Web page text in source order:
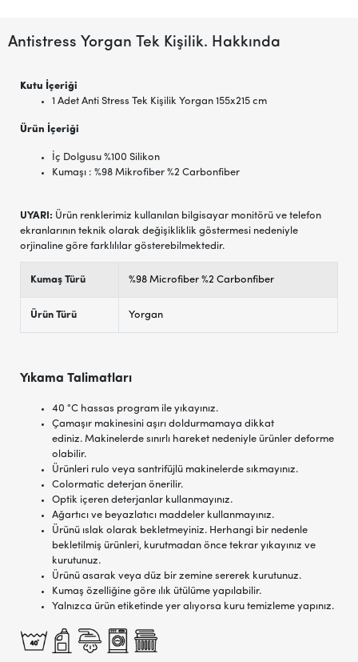
Antistress Yorgan Tek Kişilik. Hakkında
Kutu İçeriği
1 Adet Anti Stress Tek Kişilik Yorgan 155x215 cm
Ürün İçeriği
İç Dolgusu %100 Silikon
Kumaşı : %98 Mikrofiber %2 Carbonfiber
UYARI: Ürün renklerimiz kullanılan bilgisayar monitörü ve telefon
ekranlarının teknik olarak değişikliklik göstermesi nedeniyle
orjinaline göre farklılılar gösterebilmektedir.
Kumaş Türü %98 Microfiber %2 Carbonfiber
Ürün Türü Yorgan
Yıkama Talimatları
40 °C hassas program ile yıkayınız.
Çamaşır makinesini aşırı doldurmamaya dikkat
ediniz. Makinelerde sınırlı hareket nedeniyle ürünler deforme
olabilir.
Ürünleri rulo veya santrifüjlü makinelerde sıkmayınız.
Colormatic deterjan önerilir.
Optik içeren deterjanlar kullanmayınız.
Ağartıcı ve beyazlatıcı maddeler kullanmayınız.
Ürünü ıslak olarak bekletmeyiniz. Herhangi bir nedenle
bekletilmiş ürünleri, kurutmadan önce tekrar yıkayınız ve
kurutunuz.
Ürünü asarak veya düz bir zemine sererek kurutunuz.
Kumaş özelliğine göre ılık ütülüme yapılabilir.
Yalnızca ürün etiketinde yer alıyorsa kuru temizleme yapınız.